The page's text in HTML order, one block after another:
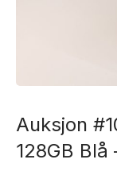
Auksjon
128GB